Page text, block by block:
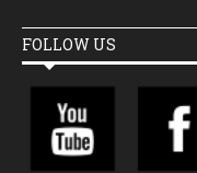
FOLLOW US